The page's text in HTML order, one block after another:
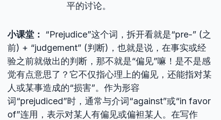
平的讨论。
小课堂：
“Prejudice”这个词，拆开看就是“pre-” (之
前) + “judgement” (判断)，也就是说，在事实或经
验之前就做出的判断，那不就是“偏见”嘛！是不是感
觉有点意思了？它不仅指心理上的偏见，还能指对某
人或某事造成的“损害”。作为形容
词“prejudiced”时，通常与介词“against”或“in favor
of”连用，表示对某人有偏见或偏袒某人。在写作